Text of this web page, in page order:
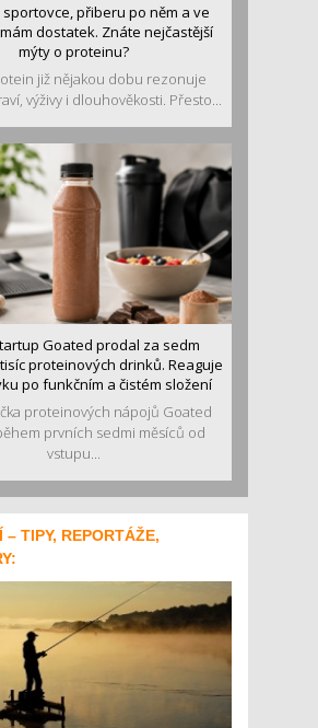
sportovce, přiberu po něm a ve
dostatek. Znáte nejčastější
mýty o proteinu?
již nějakou dobu rezonuje
výživy i dlouhověkosti. Přesto...
Goated prodal za sedm
proteinových drinků. Reaguje
po funkčním a čistém složení
proteinových nápojů Goated
prvních sedmi měsíců od
vstupu...
– TIPY, REPORTÁŽE,